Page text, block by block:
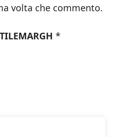
volta che commento.
*